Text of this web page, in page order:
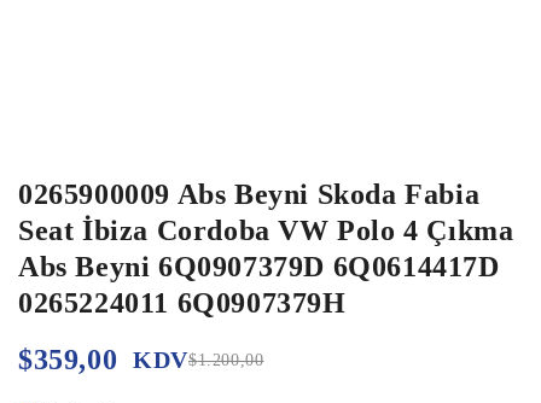
0265900009 Abs Beyni Skoda Fabia
Seat İbiza Cordoba VW Polo 4 Çıkma
Abs Beyni 6Q0907379D 6Q0614417D
0265224011 6Q0907379H
$1.200,00
$359,00 KDV